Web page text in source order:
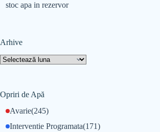
stoc apa in rezervor
Arhive
Opriri de Apă
Avarie(245)
Interventie Programata(171)